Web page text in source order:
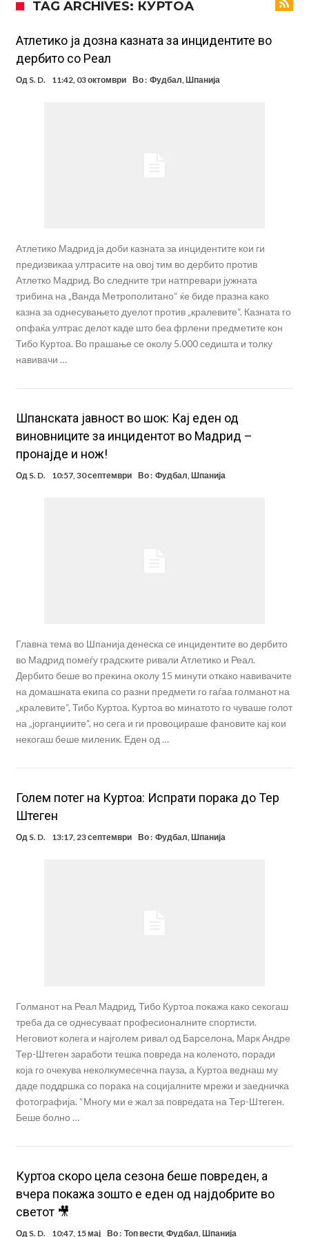
Се подготвува трансфер кој ќе го потресе светот на фудбалот, во
центарот на сè – Нејмар!
Интер се насочува кон англиски репрезентативец
Барселона и Манчестер Сити се сè поблиску до договор за Родри
ПСЖ и Барселона се договориле за цената на Торес
TAG ARCHIVES: КУРТОА
Атлетико ја дозна казната за инцидентите во
дербито со Реал
Од S. D. 11:42, 03 октомври Во : Фудбал Шпанија
Атлетико Мадрид ја доби казната за инцидентите кои ги
предизвикаа ултрасите на овој тим во дербито против
Атлетко Мадрид. Во следните три натпревари јужната
трибина на „Ванда Метрополитано“ ќе биде празна како
казна за однесувањето дуелот против „кралевите“. Казната го
опфаќа ултрас делот каде што беа фрлени предметите кон
Тибо Куртоа. Во прашање се околу 5.000 седишта и толку
навивачи …
Шпанската јавност во шок: Кај еден од
виновниците за инцидентот во Мадрид –
пронајде и нож!
Од S. D. 10:57, 30 септември Во : Фудбал,Шпанија
Главна тема во Шпанија денеска се инцидентите во дербито
во Мадрид помеѓу градските ривали Атлетико и Реал.
Дербито беше во прекина околу 15 минути откако навивачите
на домашната екипа со разни предмети го гаѓаа голманот на
„кралевите“, Тибо Куртоа. Куртоа во минатото го чуваше голот
на „јорганџиите“, но сега и ги провоцираше фановите кај кои
некогаш беше миленик. Еден од …
Голем потег на Куртоа: Испрати порака до Тер
Штеген
Од S. D. 13:17, 23 септември Во : Фудбал,Шпанија
Голманот на Реал Мадрид, Тибо Куртоа покажа како секогаш
треба да се однесуваат професионалните спортисти.
Неговиот колега и најголем ривал од Барселона, Марк Андре
Тер-Штеген заработи тешка повреда на коленото, поради
која го очекува неколкумесечна пауза, а Куртоа веднаш му
даде поддршка со порака на социјалните мрежи и заедничка
фотографија. “Многу ми е жал за повредата на Тер-Штеген.
Беше болно …
Куртоа скоро цела сезона беше повреден, а
вчера покажа зошто е еден од најдобрите во
светот 🎥
Од S. D. 10:47, 15 мај Во : Топ вести, Фудбал Шпанија